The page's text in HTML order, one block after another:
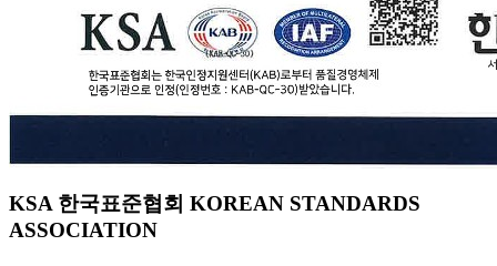
KSA 한국표준협회 KOREAN STANDARDS
ASSOCIATION